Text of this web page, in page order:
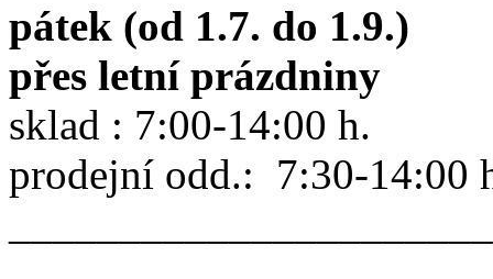
pátek (od 1.7. do 1.9.)
přes letní prázdniny
sklad : 7:00-14:00 h.
prodejní odd.: 7:30-14:00